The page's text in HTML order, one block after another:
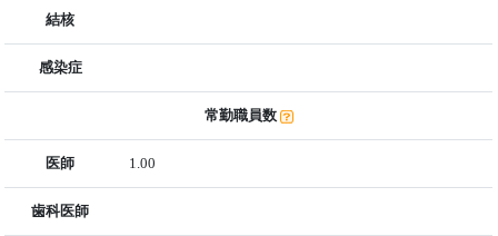
結核
感染症
常勤職員数
医師 1.00
歯科医師